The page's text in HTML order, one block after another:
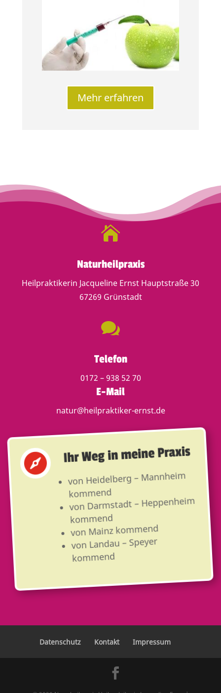
Mehr erfahren

Naturheilpraxis
Heilpraktikerin Jacqueline Ernst Hauptstraße 30
67269 Grünstadt

Telefon
0172 – 938 52 70
E-Mail
natur@heilpraktiker-ernst.de
 Ihr Weg in meine Praxis
von Heidelberg – Mannheim
kommend
von Darmstadt – Heppenheim
kommend
von Mainz kommend
von Landau – Speyer
kommend
Datenschutz Kontakt Impressum